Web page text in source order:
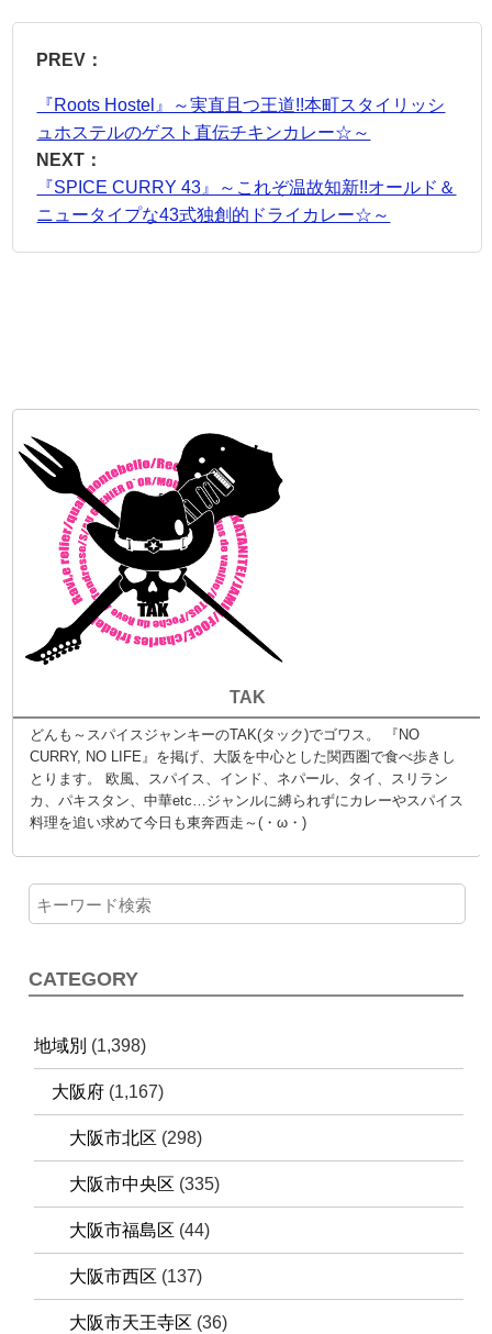
PREV：
『Roots Hostel』～実直且つ王道!!本町スタイリッシ
ュホステルのゲスト直伝チキンカレー☆～
NEXT：
『SPICE CURRY 43』～これぞ温故知新!!オールド＆
ニュータイプな43式独創的ドライカレー☆～
TAK
どんも～スパイスジャンキーのTAK(タック)でゴワス。 『NO
CURRY, NO LIFE』を掲げ、大阪を中心とした関西圏で食べ歩きし
とります。 欧風、スパイス、インド、ネパール、タイ、スリラン
カ、パキスタン、中華etc…ジャンルに縛られずにカレーやスパイス
料理を追い求めて今日も東奔西走～(・ω・)
CATEGORY
地域別 (1,398)
大阪府 (1,167)
大阪市北区 (298)
大阪市中央区 (335)
大阪市福島区 (44)
大阪市西区 (137)
大阪市天王寺区 (36)